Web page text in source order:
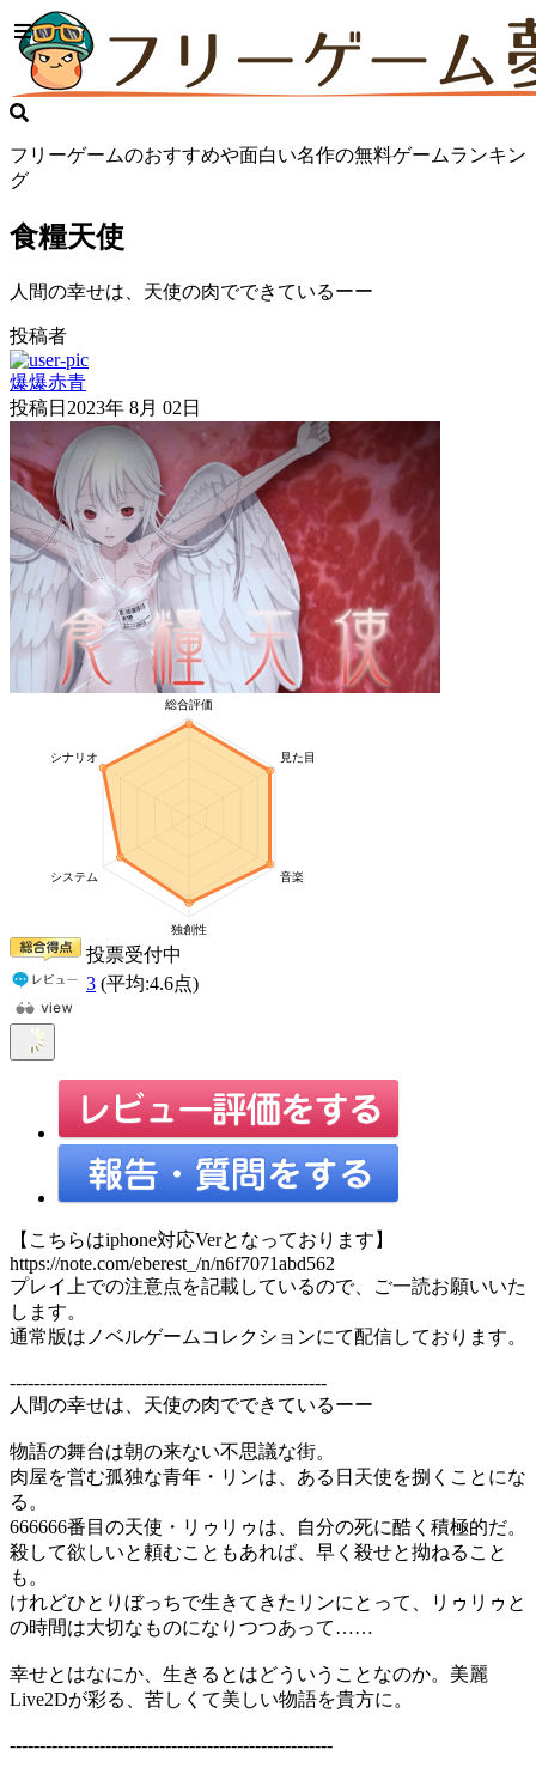
フリーゲームのおすすめや面白い名作の無料ゲームランキン
グ
食糧天使
人間の幸せは、天使の肉でできているーー
投稿者
爆爆赤青
投稿日 2023年 8月 02日
投票受付中
3 (平均:4.6点)
【こちらはiphone対応Verとなっております】
https://note.com/eberest_/n/n6f7071abd562
プレイ上での注意点を記載しているので、ご一読お願いいた
します。
通常版はノベルゲームコレクションにて配信しております。
-----------------------------------------------------
人間の幸せは、天使の肉でできているーー
物語の舞台は朝の来ない不思議な街。
肉屋を営む孤独な青年・リンは、ある日天使を捌くことにな
る。
666666番目の天使・リゥリゥは、自分の死に酷く積極的だ。
殺して欲しいと頼むこともあれば、早く殺せと拗ねること
も。
けれどひとりぼっちで生きてきたリンにとって、リゥリゥと
の時間は大切なものになりつつあって……
幸せとはなにか、生きるとはどういうことなのか。美麗
Live2Dが彩る、苦しくて美しい物語を貴方に。
------------------------------------------------------